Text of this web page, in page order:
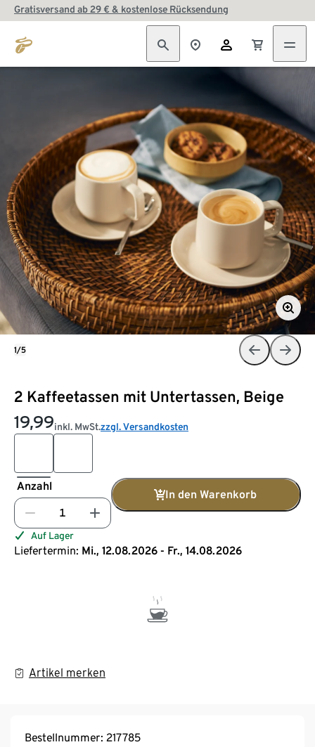
Gratisversand ab 29 € & kostenlose Rücksendung
2 Kaffeetassen mit Untertassen, Beige
19,99inkl. MwSt.zzgl. Versandkosten
Anzahl
In den Warenkorb
Auf Lager
Liefertermin: Mi., 12.08.2026 - Fr., 14.08.2026
Artikel merken
1/5
Bestellnummer: 217785